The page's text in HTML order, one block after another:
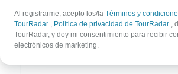
India
Japón
Al registrarme, acepto los/la Términos y
TourRadar , Política de privacidad de TourRadar ,
TourRadar, y doy mi consentimiento para recibir
electrónicos de marketing.